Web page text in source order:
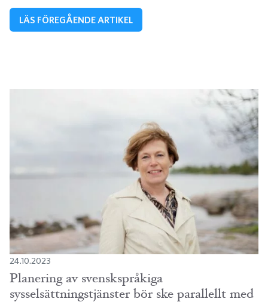
LÄS FÖREGÅENDE ARTIKEL
24.10.2023
Planering av svenskspråkiga
sysselsättningstjänster bör ske parallellt med